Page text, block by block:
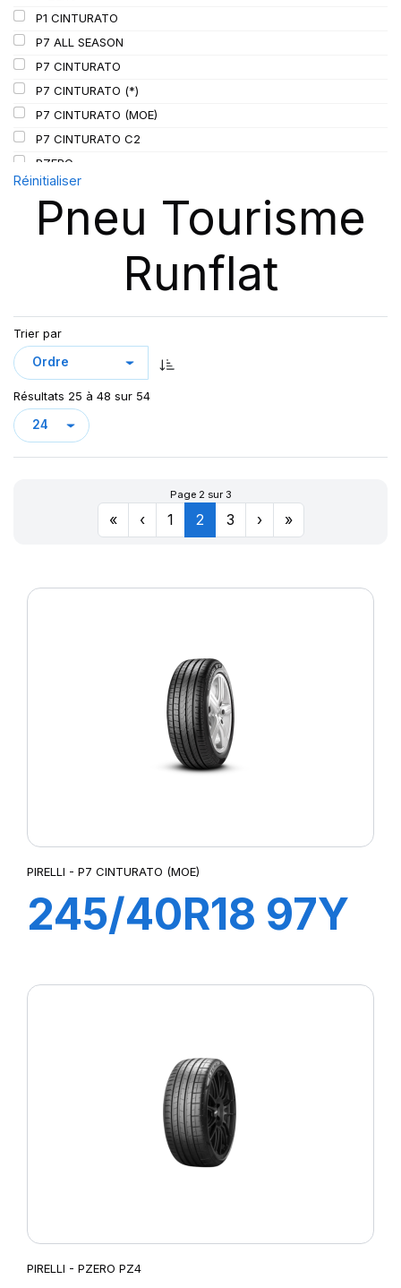
P1 CINTURATO
P7 ALL SEASON
P7 CINTURATO
P7 CINTURATO (*)
P7 CINTURATO (MOE)
P7 CINTURATO C2
PZERO
P ZERO 5
PZERO PZ4
PZERO R-F ELCT
R-F P7 CINTURATO (*) K1
Réinitialiser
Pneu Tourisme
Runflat
Trier par
Résultats 25 à 48 sur 54
Page 2 sur 3
« ‹ 1 2 3 › »
PIRELLI - P7 CINTURATO (MOE)
245/40R18 97Y
PIRELLI - PZERO PZ4